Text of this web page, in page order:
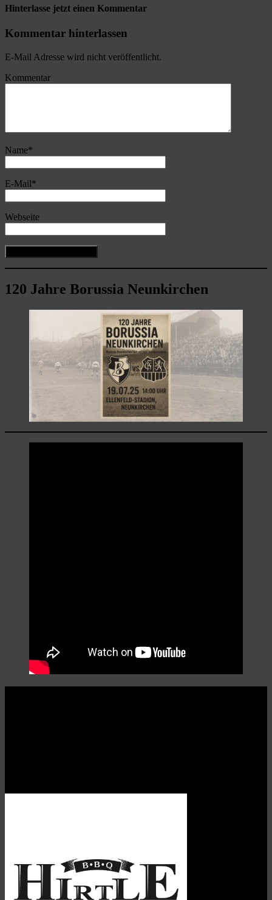
Hinterlasse jetzt einen Kommentar
Kommentar hinterlassen
E-Mail Adresse wird nicht veröffentlicht.
Kommentar
Name*
E-Mail*
Webseite
120 Jahre Borussia Neunkirchen